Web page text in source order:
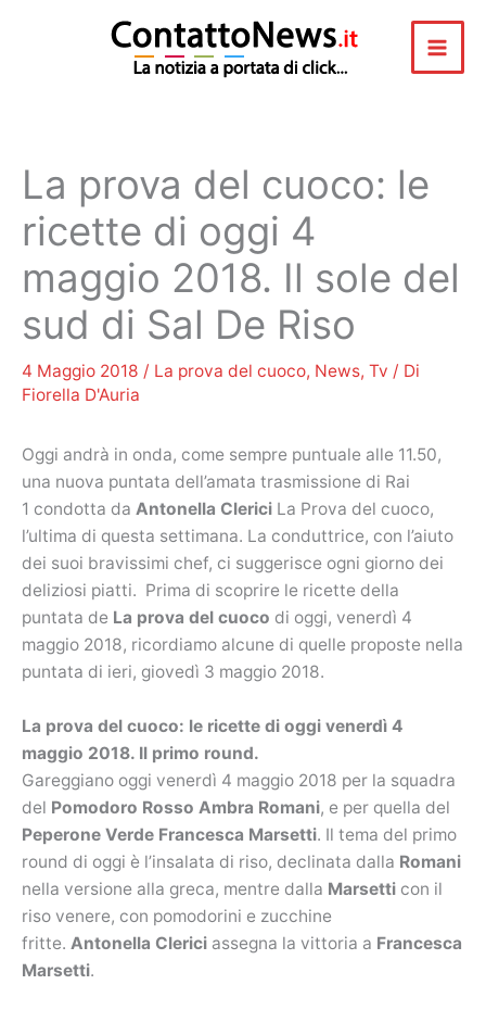
La prova del cuoco: le
ricette di oggi 4
maggio 2018. Il sole del
sud di Sal De Riso
4 Maggio 2018 / La prova del cuoco, News, Tv / Di
Fiorella D'Auria
Oggi andrà in onda, come sempre puntuale alle 11.50,
una nuova puntata dell’amata trasmissione di Rai
1 condotta da Antonella Clerici La Prova del cuoco,
l’ultima di questa settimana. La conduttrice, con l’aiuto
dei suoi bravissimi chef, ci suggerisce ogni giorno dei
deliziosi piatti. Prima di scoprire le ricette della
puntata de La prova del cuoco di oggi, venerdì 4
maggio 2018, ricordiamo alcune di quelle proposte nella
puntata di ieri, giovedì 3 maggio 2018.
La prova del cuoco: le ricette di oggi venerdì 4
maggio 2018. Il primo round.
Gareggiano oggi venerdì 4 maggio 2018 per la squadra
del Pomodoro Rosso Ambra Romani, e per quella del
Peperone Verde Francesca Marsetti. Il tema del primo
round di oggi è l’insalata di riso, declinata dalla Romani
nella versione alla greca, mentre dalla Marsetti con il
riso venere, con pomodorini e zucchine
fritte. Antonella Clerici assegna la vittoria a Francesca
Marsetti.